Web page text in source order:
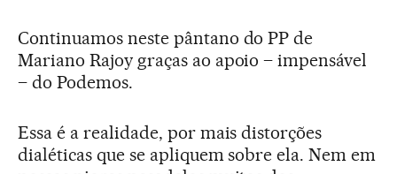
Continuamos neste pântano do PP de
Mariano Rajoy graças ao apoio – impensável
– do Podemos.
Essa é a realidade, por mais distorções
dialéticas que se apliquem sobre ela. Nem em